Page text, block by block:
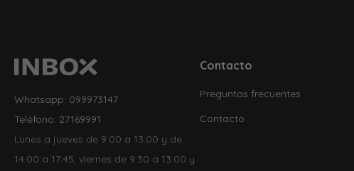
Whatsapp: 099973147
Teléfono: 27169991
Lunes a jueves de 9:00 a 13:00 y de
14:00 a 17:45, viernes de 9:30 a 13:00 y
Contacto
Preguntas frecuentes
Contacto